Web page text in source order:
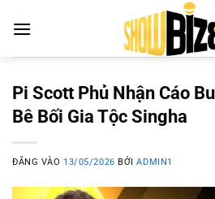
qua
Pi Scott Phủ Nhận Cáo
Bê Bối Gia Tộc Singha
ĐĂNG VÀO 13/05/2026 BỞIADMIN1